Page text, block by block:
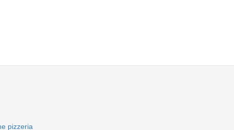
pizzeria